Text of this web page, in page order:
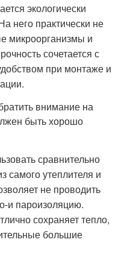
экологически
него практически не
микроорганизмы и
сочетается с
при монтаже и
внимание на
быть хорошо
сравнительно
самого утеплителя и
не проводить
и пароизоляцию.
сохраняет тепло,
большие